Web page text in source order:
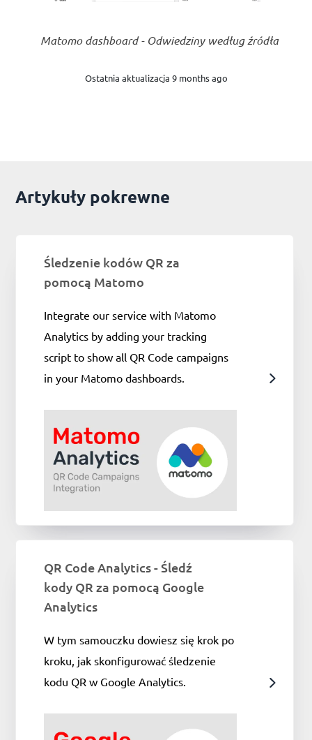
Matomo dashboard - Odwiedziny według źródła
Ostatnia aktualizacja 9 months ago
Artykuły pokrewne
Śledzenie kodów QR za
pomocą Matomo
Integrate our service with Matomo
Analytics by adding your tracking
script to show all QR Code campaigns
in your Matomo dashboards.
QR Code Analytics - Śledź
kody QR za pomocą Google
Analytics
W tym samouczku dowiesz się krok po
kroku, jak skonfigurować śledzenie
kodu QR w Google Analytics.